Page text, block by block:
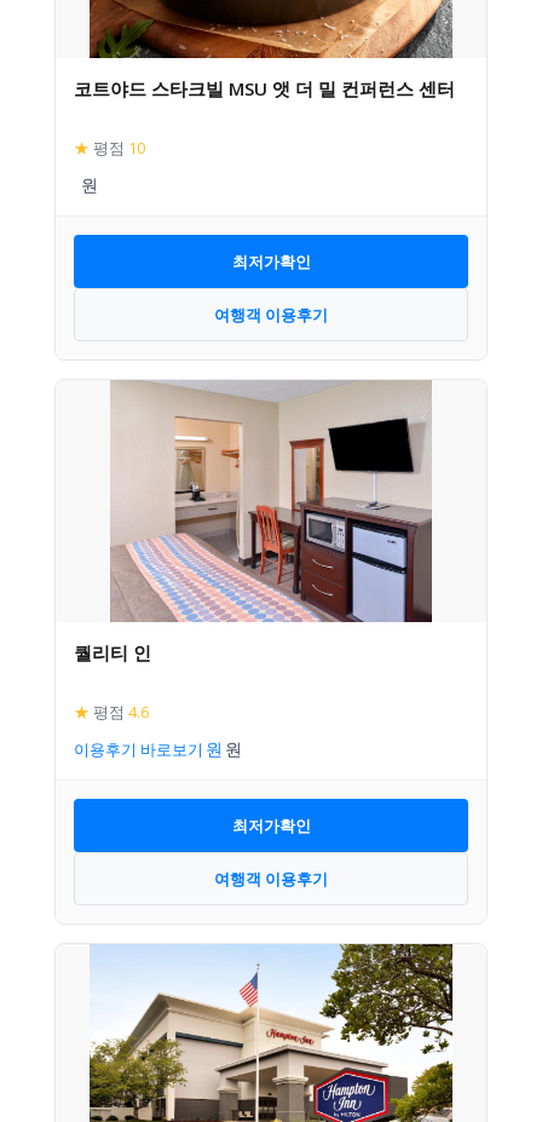
코트야드 스타크빌 MSU 앳 더 밀 컨퍼런스 센터
★ 평점 10
최저가확인
여행객 이용후기
퀄리티 인
★ 평점 4.6
이용후기 바로보기
최저가확인
여행객 이용후기